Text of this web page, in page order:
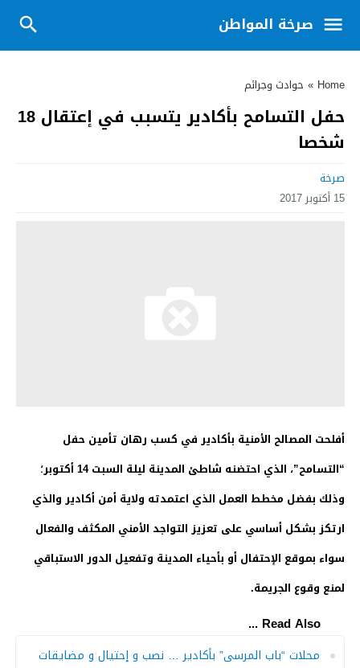
صرخة المواطن
Home
» حوادث وجرائم
حفل التسامح بأكادير يتسبب في إعتقال 18
شخصا
صرخة
15 أكتوبر 2017
أفلحت المصالح الأمنية بأكادير في كسب رهان تأمين حفل
“التسامح”، الذي احتضنه شاطئ المدينة ليلة السبت 14 أكتوبر؛
وذلك بفضل مخطط العمل الذي اعتمدته ولاية أمن أكادير والذي
ارتكز بشكل أساسي على تعزيز التواجد الأمني المكثف والفعال
سواء بموقع الإحتفال أو بأحياء المدينة وتفعيل الدور الاستباقي
لمنع وقوع الجريمة.
Read Also ...
محلات “باب المرسى” بأكادير … نصب و إحتيال و مضايقات